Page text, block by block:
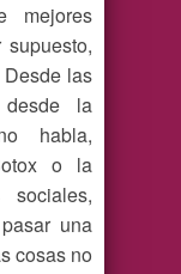
mejores
las
la
habla,
o la
una
cosas no